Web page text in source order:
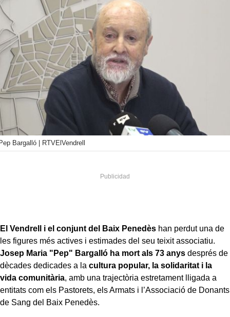
Bargalló | RTVElVendrell
El Vendrell i el conjunt del Baix Penedès han perdut una de
les figures més actives i estimades del seu teixit associatiu.
Josep Maria "Pep" Bargalló ha mort als 73 anys després de
dècades dedicades a la cultura popular, la solidaritat i la
vida comunitària, amb una trajectòria estretament lligada a
entitats com els Pastorets, els Armats i l’Associació de Donants
de Sang del Baix Penedès.